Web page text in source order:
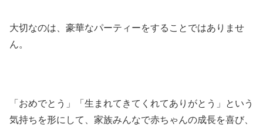
大切なのは、豪華なパーティーをすることではありませ
ん。
「おめでとう」「生まれてきてくれてありがとう」という
気持ちを形にして、家族みんなで赤ちゃんの成長を喜び、